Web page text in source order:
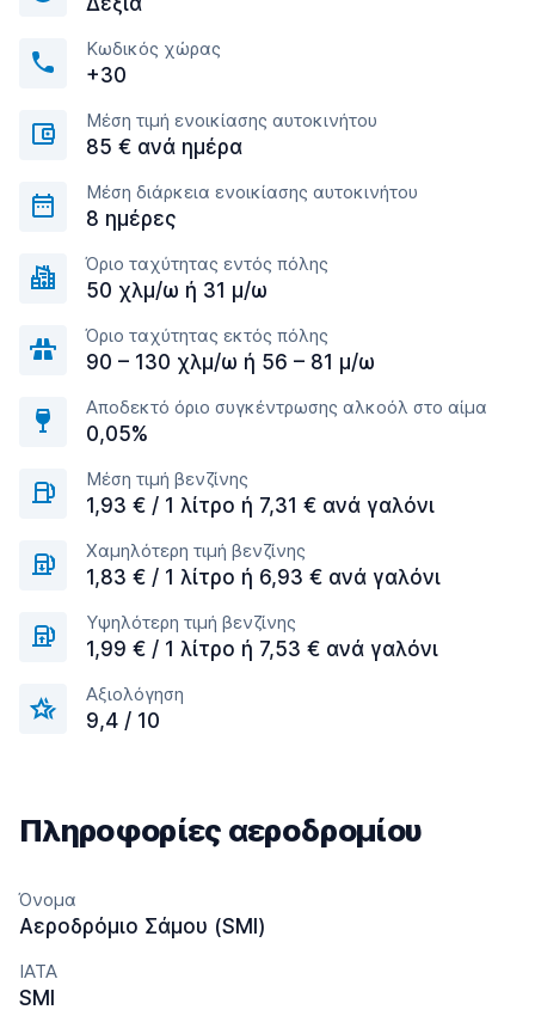
Κωδικός χώρας
+30
Μέση τιμή ενοικίασης αυτοκινήτου
85 € ανά ημέρα
Μέση διάρκεια ενοικίασης αυτοκινήτου
8 ημέρες
Όριο ταχύτητας εντός πόλης
50 χλμ/ω ή 31 μ/ω
Όριο ταχύτητας εκτός πόλης
90 – 130 χλμ/ω ή 56 – 81 μ/ω
Αποδεκτό όριο συγκέντρωσης αλκοόλ στο αίμα
0,05%
Μέση τιμή βενζίνης
1,93 € / 1 λίτρο ή 7,31 € ανά γαλόνι
Χαμηλότερη τιμή βενζίνης
1,83 € / 1 λίτρο ή 6,93 € ανά γαλόνι
Υψηλότερη τιμή βενζίνης
1,99 € / 1 λίτρο ή 7,53 € ανά γαλόνι
Αξιολόγηση
9,4 / 10
Πληροφορίες αεροδρομίου
Όνομα
Αεροδρόμιο Σάμου (SMI)
IATA
SMI